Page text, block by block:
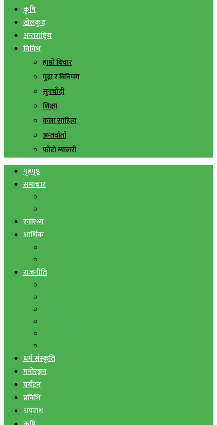
कृषि
खेलकुद
अन्तराष्ट्रिय
विविध
हाम्रो विचार
मुद्रा र विनिमय
सुनचाँदी
शिक्षा
कला साहित्य
अन्तर्वार्ता
फोटो ग्यालरी
गृहपृष्ठ
समाचार
स्वास्थ्य
आर्थिक
राजनीति
धर्म संस्कृति
मनोरञ्जन
पर्यटन
प्रविधि
अपराध